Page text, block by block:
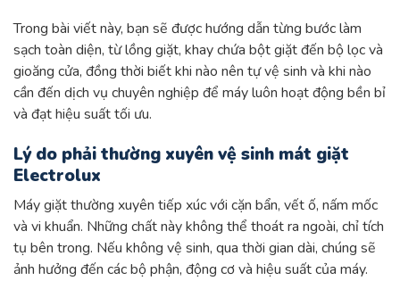
Trong bài viết này, bạn sẽ được hướng dẫn từng bước làm
sạch toàn diện, từ lồng giặt, khay chứa bột giặt đến bộ lọc và
gioăng cửa, đồng thời biết khi nào nên tự vệ sinh và khi nào
cần đến dịch vụ chuyên nghiệp để máy luôn hoạt động bền bỉ
và đạt hiệu suất tối ưu.
Lý do phải thường xuyên vệ sinh mát giặt
Electrolux
Máy giặt thường xuyên tiếp xúc với cặn bẩn, vết ố, nấm mốc
và vi khuẩn. Những chất này không thể thoát ra ngoài, chỉ tích
tụ bên trong. Nếu không vệ sinh, qua thời gian dài, chúng sẽ
ảnh hưởng đến các bộ phận, động cơ và hiệu suất của máy.